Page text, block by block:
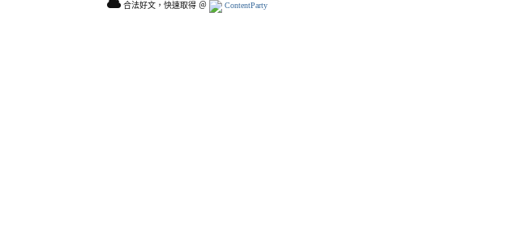
合法好文，快速取得 ＠ ContentParty